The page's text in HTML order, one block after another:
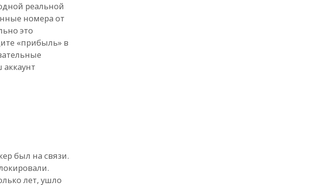
реальной
номера от
это
«прибыль» в
был на связи.
лет, ушло